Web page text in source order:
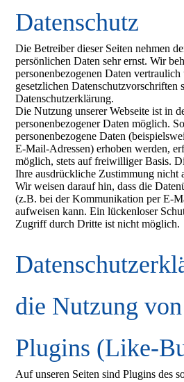
Datenschutz
Die Betreiber dieser Seiten nehmen
persönlichen Daten sehr ernst. Wir
personenbezogenen Daten
gesetzlichen Datenschutzvorschriften
Datenschutzerklärung.
Die Nutzung unserer Webseite ist in
personenbezogener Daten möglich.
personenbezogene Daten
E-Mail-Adressen) erhoben werden,
möglich, stets auf freiwilliger Basis.
Ihre ausdrückliche Zustimmung nicht
Wir weisen darauf hin, dass die
(z.B. bei der Kommunikation per E-
aufweisen kann. Ein lückenloser
Zugriff durch Dritte ist nicht möglich.
die Nutzung
Plugins (Like-
Auf unseren Seiten sind Plugins des